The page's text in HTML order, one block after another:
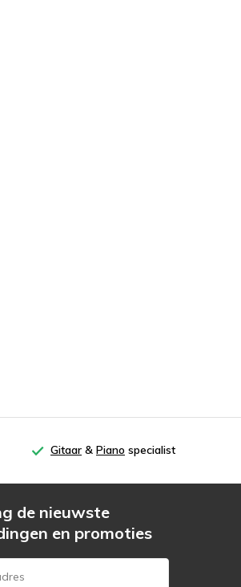
Gitaar & Piano specialist
de nieuwste
en promoties